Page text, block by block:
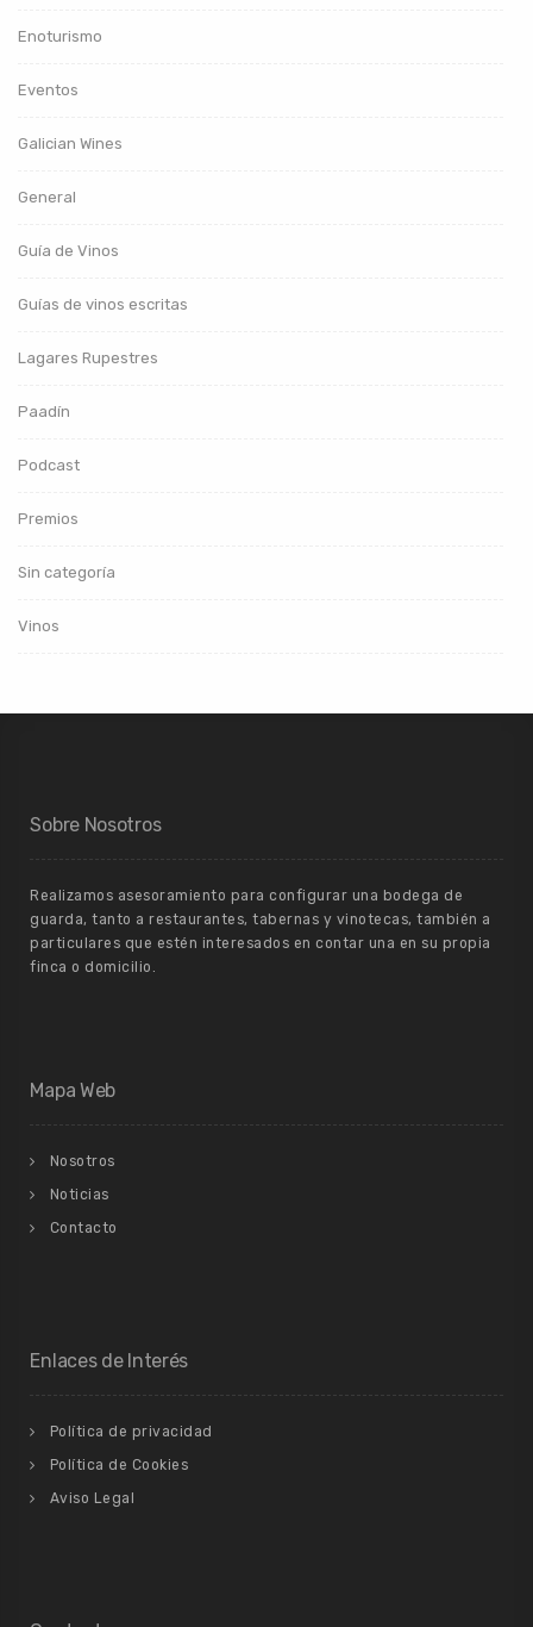
Enoturismo
Eventos
Galician Wines
General
Guía de Vinos
Guías de vinos escritas
Lagares Rupestres
Paadín
Podcast
Premios
Sin categoría
Vinos
Sobre Nosotros
Realizamos asesoramiento para configurar una bodega de
guarda, tanto a restaurantes, tabernas y vinotecas, también a
particulares que estén interesados en contar una en su propia
finca o domicilio.
Mapa Web
Nosotros
Noticias
Contacto
Enlaces de Interés
Política de privacidad
Política de Cookies
Aviso Legal